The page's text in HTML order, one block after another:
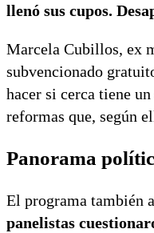
llenó sus cupos.
Marcela Cubillos, ex
subvencionado
hacer si cerca tiene
reformas que, según
Panorama
El programa también
panelistas